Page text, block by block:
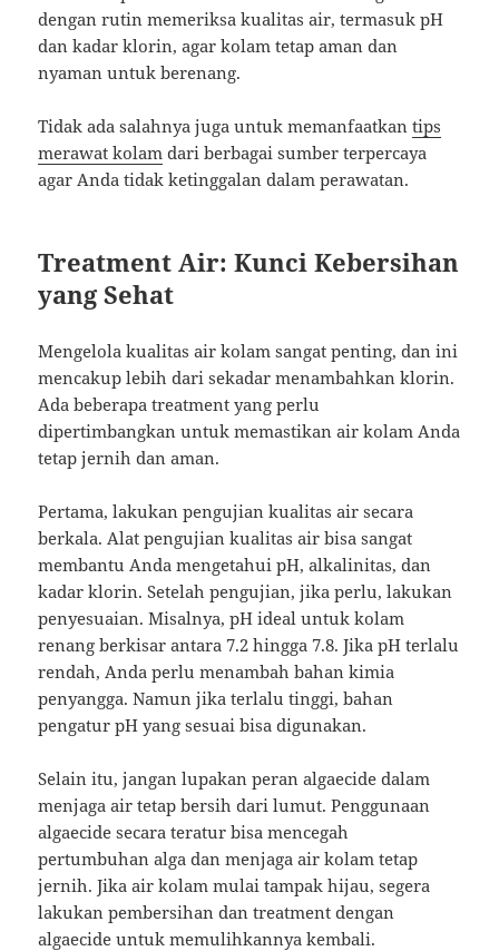
dengan rutin memeriksa kualitas air, termasuk pH
dan kadar klorin, agar kolam tetap aman dan
nyaman untuk berenang.
Tidak ada salahnya juga untuk memanfaatkantips
merawat kolam dari berbagai sumber terpercaya
agar Anda tidak ketinggalan dalam perawatan.
Treatment Air: Kunci Kebersihan
yang Sehat
Mengelola kualitas air kolam sangat penting, dan ini
mencakup lebih dari sekadar menambahkan klorin.
Ada beberapa treatment yang perlu
dipertimbangkan untuk memastikan air kolam Anda
tetap jernih dan aman.
Pertama, lakukan pengujian kualitas air secara
berkala. Alat pengujian kualitas air bisa sangat
membantu Anda mengetahui pH, alkalinitas, dan
kadar klorin. Setelah pengujian, jika perlu, lakukan
penyesuaian. Misalnya, pH ideal untuk kolam
renang berkisar antara 7.2 hingga 7.8. Jika pH terlalu
rendah, Anda perlu menambah bahan kimia
penyangga. Namun jika terlalu tinggi, bahan
pengatur pH yang sesuai bisa digunakan.
Selain itu, jangan lupakan peran algaecide dalam
menjaga air tetap bersih dari lumut. Penggunaan
algaecide secara teratur bisa mencegah
pertumbuhan alga dan menjaga air kolam tetap
jernih. Jika air kolam mulai tampak hijau, segera
lakukan pembersihan dan treatment dengan
algaecide untuk memulihkannya kembali.